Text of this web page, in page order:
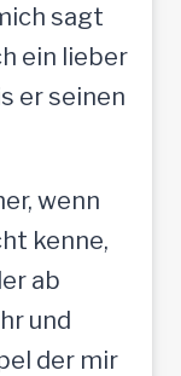
sagt
ein lieber
er seinen
wenn
kenne,
ab
und
der mir